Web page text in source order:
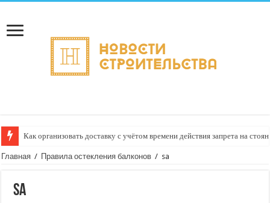
Как организовать доставку с учётом времени действия запрета на
Главная / Правила остекления балконов / sa
sa